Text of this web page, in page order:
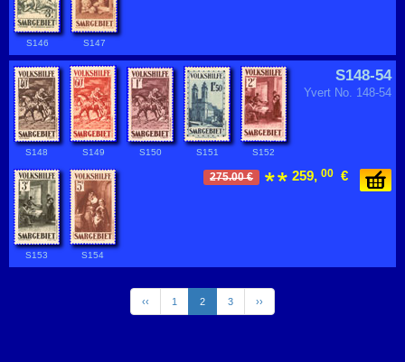
S146 S147
S148-54
Yvert No. 148-54
S148 S149 S150 S151 S152
S153 S154
275.00 € 259, 00 €
‹‹ 1 2 3 ››